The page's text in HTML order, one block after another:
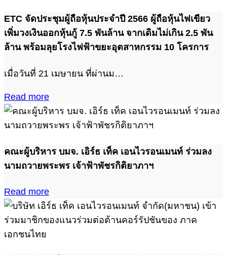
ETC จัดประชุมผู้ถือหุ้นประจำปี 2566 ผู้ถือหุ้นไฟเขียว
เพิ่มวงเงินออกหุ้นกู้ 7.5 พันล้าน จากเดิมไม่เกิน 2.5 พัน
ล้าน พร้อมลุยโรงไฟฟ้าขยะอุตสาหกรรม 10 โครการ
เมื่อวันที่ 21 เมษายน ที่ผ่านม…
Read more
คณะผู้บริหาร บมจ. เอิร์ธ เท็ค เอนไวรอนเมนท์ ร่วมลง
นามถวายพระพร เจ้าฟ้าพัชรกิติยาภาฯ
Read more